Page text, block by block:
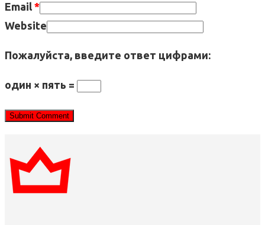
Email *
Website
Пожалуйста, введите ответ цифрами:
один × пять =